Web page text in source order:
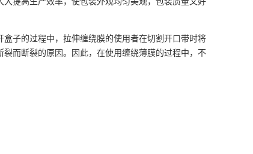
子的过程中，拉伸缠绕膜的使用者在切割开口带时将
而断裂的原因。因此，在使用缠绕薄膜的过程中，不